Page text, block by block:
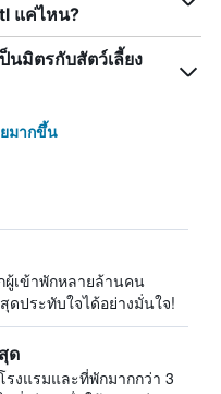
แค่ไหน?
นมิตรกับสัตว์เลี้ยง
มากขึ้น
เข้าพักหลายล้านคน
ดประทับใจได้อย่างมั่นใจ!
ด
รงแรมและที่พักมากกว่า 3